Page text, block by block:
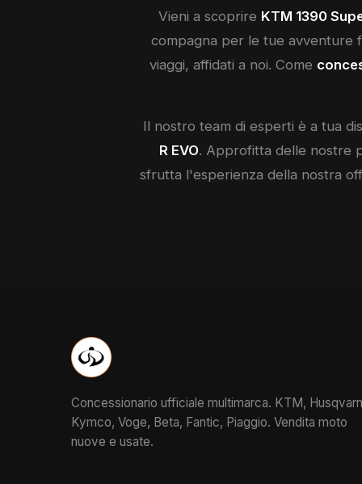
Vieni a scoprire KTM 1390
compagna per le tue avventure
viaggi, affidati a noi. Come
Il nostro team di esperti è a tua
R EVO. Approfitta delle nostre
sfrutta l'esperienza della nostra
Concessionario ufficiale multimarca. KTM,
Kymco, Voge, Beta, Fantic, Piaggio. Vendita moto
nuove e usate.